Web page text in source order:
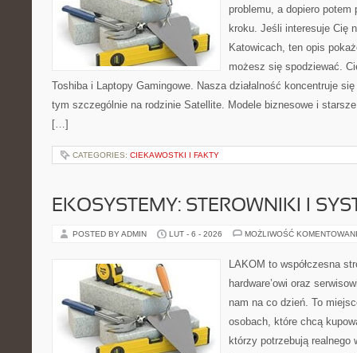
problemu, a dopiero potem
kroku. Jeśli interesuje Cię
Katowicach, ten opis
możesz się spodziewać.
Toshiba i Laptopy Gamingowe. Nasza działalność koncentruje
tym szczególnie na rodzinie Satellite. Modele biznesowe i
[…]
CATEGORIES: CIEKAWOSTKI I FAKTY
EKOSYSTEMY: STEROWNIKI I
POSTED BY ADMIN LUT - 6 - 2026 MOŻLIWOŚĆ
LAKOM to współczesna
hardware’owi oraz
nam na co dzień. To
osobach, które chcą
którzy potrzebują realnego